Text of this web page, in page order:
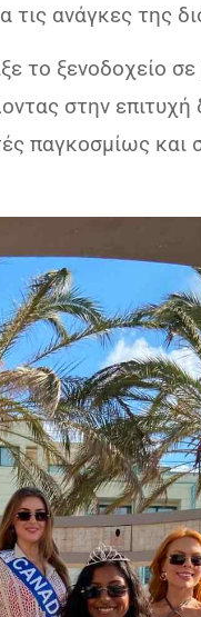
τις ανάγκες της
το ξενοδοχείο
στην επιτυχή
παγκοσμίως και